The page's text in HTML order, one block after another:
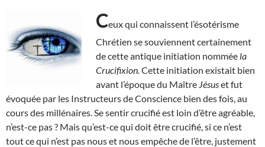
Ceux qui connaissent l’ésotérisme
Chrétien se souviennent certainement
de cette antique initiation nommée la
Crucifixion. Cette initiation existait bien
avant l’époque du Maître Jésuset fut
évoquée par les Instructeurs de Conscience bien des fois, au
cours des millénaires. Se sentir crucifié est loin d’être agréable,
n’est-ce pas ? Mais qu’est-ce qui doit être crucifié, si ce n’est
tout ce qui n’est pas nous et nous empêche de l’être, justement